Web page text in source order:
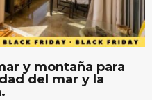
y montaña para
del mar y la